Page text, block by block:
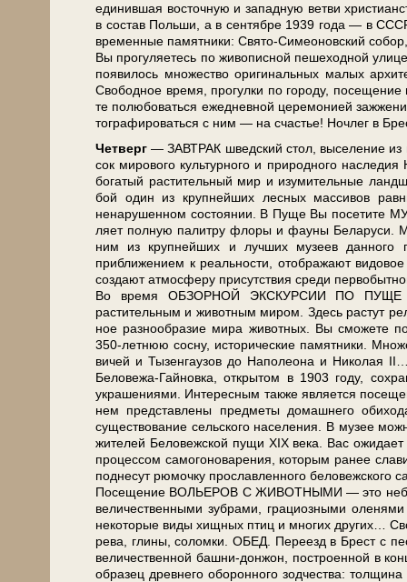
еди­нив­шая во­сточ­ную и за­пад­ную вет­ви
в со­став Поль­ши, а в сен­тяб­ре 1939 го­да — в
вре­мен­ные па­мят­ни­ки: Свято-Симеоновский
Вы про­гу­ля­е­тесь по жи­во­пис­ной пе­ше­ход­ной
появилось мно­же­ство ори­ги­наль­ных ма­лых
Сво­бод­ное вре­мя, про­гул­ки по го­ро­ду,
те по­лю­бо­вать­ся еже­днев­ной це­ре­мо­ни­ей
то­гра­фи­ро­вать­ся с ним — на сча­стье! Ноч­лег в
Чет­верг — ЗАВ­ТРАК швед­ский стол, вы­се­ле­ние
сок ми­ро­во­го куль­тур­но­го и при­род­но­го
бо­га­тый рас­ти­тель­ный мир и изу­ми­тель­ные
бой один из круп­ней­ших лесных массивов
ненарушенном состоянии. В Пу­ще Вы по­се­ти­те
ля­ет пол­ную па­лит­ру фло­ры и фа­у­ны Бе­ла­ру­си.
ним из круп­ней­ших и луч­ших му­зеев
приближением к реальности, отображают
со­зда­ют ат­мо­сфе­ру присутствия сре­ди
Во вре­мя ОБЗОРНОЙ ЭКСКУРСИИ ПО ПУЩЕ Вы
растительным и животным ми­ром. Здесь растут
ное раз­но­об­ра­зие ми­ра жи­вот­ных. Вы смо­же­те
350-летнюю сосну, ис­то­ри­че­ские па­мят­ни­ки.
ви­чей и Ты­зен­гау­зов до На­по­лео­на и Ни­ко­лая
Беловежа-Гайновка, открытом в 1903 го­ду,
украшениями. Интересным так­же яв­ля­ет­ся
нем пред­став­ле­ны пред­ме­ты до­маш­не­го
существование сельского на­се­ле­ния. В музее
жи­те­лей Бе­ло­веж­ской пу­щи XIX ве­ка. Вас
процессом самогоноварения, ко­то­рым ранее
поднесут рюмочку прославленного беловежского
По­се­ще­ние ВОЛЬЕРОВ С ЖИВОТНЫМИ — это
величественными зубрами, грациозными
некоторые ви­ды хищных птиц и мно­гих дру­гих…
ре­ва, гли­ны, со­лом­ки. ОБЕД. Пе­ре­езд в Брест с
ве­ли­че­ствен­ной башни-донжон, по­стро­ен­ной в
об­ра­зец древ­не­го обо­рон­но­го зод­че­ства: